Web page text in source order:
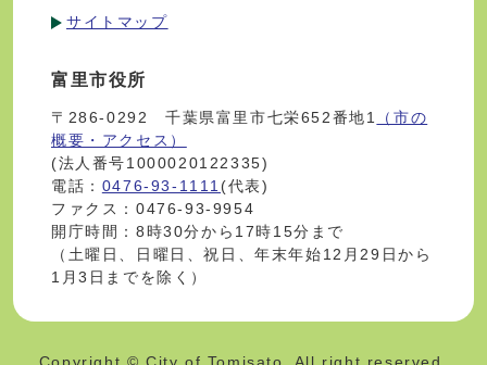
サイトマップ
富里市役所
〒286-0292 千葉県富里市七栄652番地1
（市の
概要・アクセス）
(法人番号1000020122335)
電話： 0476-93-1111(代表)
ファクス：0476-93-9954
開庁時間：8時30分から17時15分まで
（土曜日、日曜日、祝日、年末年始12月29日から
1月3日までを除く）